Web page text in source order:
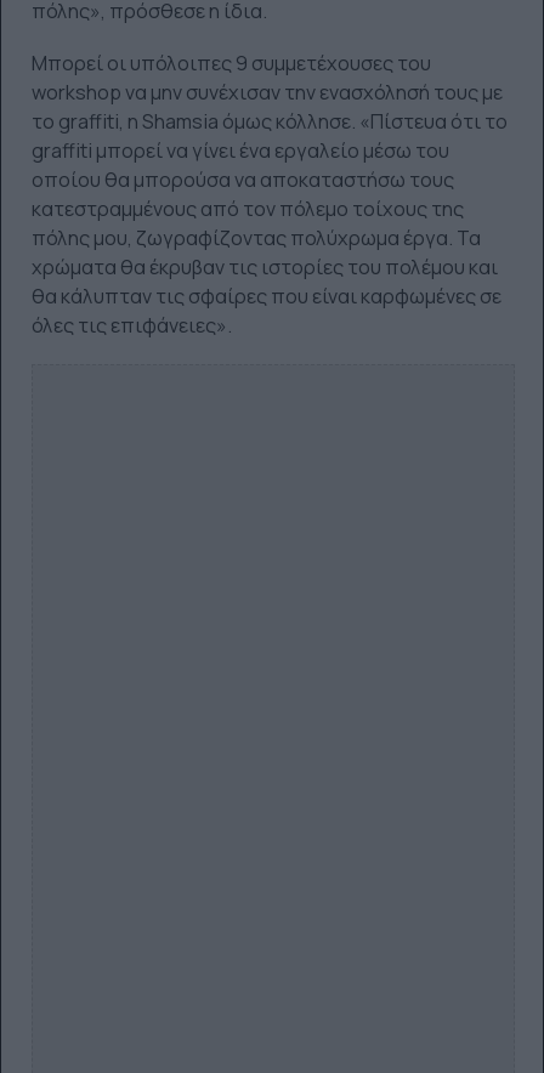
πόλης», πρόσθεσε η ίδια.
Μπορεί οι υπόλοιπες 9 συμμετέχουσες του
workshop να μην συνέχισαν την ενασχόλησή τους με
το graffiti, η Shamsia όμως κόλλησε. «Πίστευα ότι το
graffiti μπορεί να γίνει ένα εργαλείο μέσω του
οποίου θα μπορούσα να αποκαταστήσω τους
κατεστραμμένους από τον πόλεμο τοίχους της
πόλης μου, ζωγραφίζοντας πολύχρωμα έργα. Τα
χρώματα θα έκρυβαν τις ιστορίες του πολέμου και
θα κάλυπταν τις σφαίρες που είναι καρφωμένες σε
όλες τις επιφάνειες».